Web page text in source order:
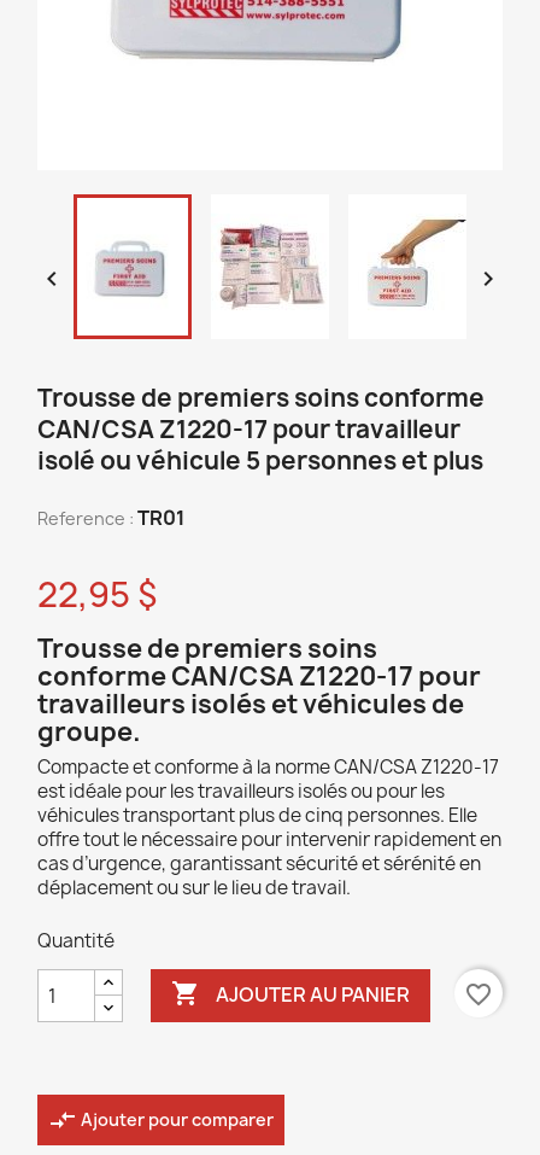
 
Trousse de premiers soins conforme
CAN/CSA Z1220-17 pour travailleur
isolé ou véhicule 5 personnes et plus
Reference : TR01
22,95 $
Trousse de premiers soins
conforme CAN/CSA Z1220-17 pour
travailleurs isolés et véhicules de
groupe.
Compacte et conforme à la norme CAN/CSA Z1220-17
est idéale pour les travailleurs isolés ou pour les
véhicules transportant plus de cinq personnes. Elle
offre tout le nécessaire pour intervenir rapidement en
cas d’urgence, garantissant sécurité et sérénité en
déplacement ou sur le lieu de travail.
Quantité
 AJOUTER AU PANIER favorite_border
compare_arrows Ajouter pour comparer